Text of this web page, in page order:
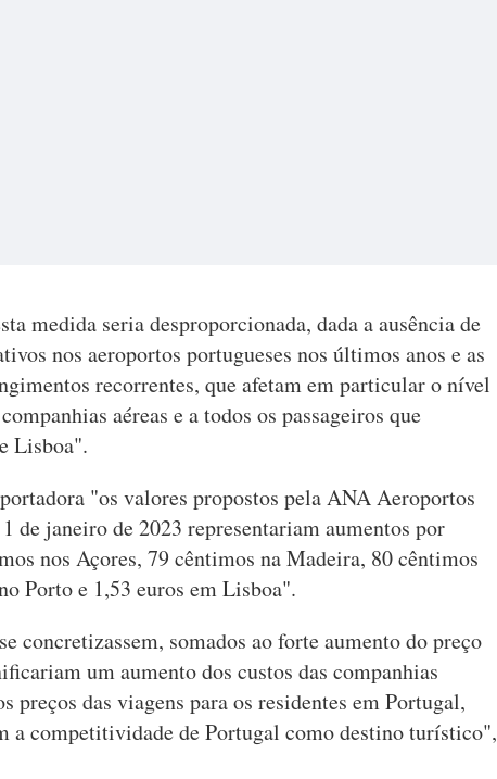
medida seria desproporcionada, dada a ausência de
nos aeroportos portugueses nos últimos anos e as
recorrentes, que afetam em particular o nível
aéreas e a todos os passageiros que
Lisboa".
"os valores propostos pela ANA Aeroportos
de janeiro de 2023 representariam aumentos por
nos Açores, 79 cêntimos na Madeira, 80 cêntimos
Porto e 1,53 euros em Lisboa".
concretizassem, somados ao forte aumento do preço
um aumento dos custos das companhias
preços das viagens para os residentes em Portugal,
a competitividade de Portugal como destino turístico",